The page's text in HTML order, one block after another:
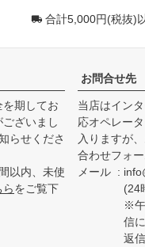
合計5,000円(税抜)
期してお
ざいまし
らせくださ
以内、未使
らをご覧下
お問合せ先
当店はイン
応オペレー
入りますが
合わせフォ
メール
(24
※午
信
返